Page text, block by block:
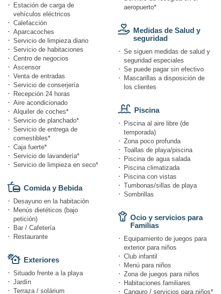
Estación de carga de
vehículos eléctricos
Calefacción
Aparcacoches
Servicio de limpieza diario
Servicio de habitaciones
Centro de negocios
Ascensor
Venta de entradas
Servicio de conserjería
Recepción 24 horas
Aire acondicionado
Alquiler de coches*
Servicio de planchado*
Servicio de entrega de
comestibles*
Caja fuerte*
Servicio de lavandería*
Servicio de limpieza en seco*
Comida y Bebida
Desayuno en la habitación
Menús dietéticos (bajo
petición)
Bar / Cafetería
Restaurante
Exteriores
Situado frente a la playa
Jardín
Terraza / solárium
aeropuerto*
Medidas de Salud y
seguridad
Se siguen medidas de salud y
seguridad especiales
Se puede pagar sin efectivo
Mascarillas a disposición de
los clientes
Piscina
Piscina al aire libre (de
temporada)
Zona poco profunda
Toallas de playa/piscina
Piscina de agua salada
Piscina climatizada
Piscina con vistas
Tumbonas/sillas de playa
Sombrillas
Ocio y servicios para
Familias
Equipamiento de juegos para
exterior para niños
Club infantil
Menú para niños
Zona de juegos para niños
Habitaciones familiares
Canguro / servicios para niños*